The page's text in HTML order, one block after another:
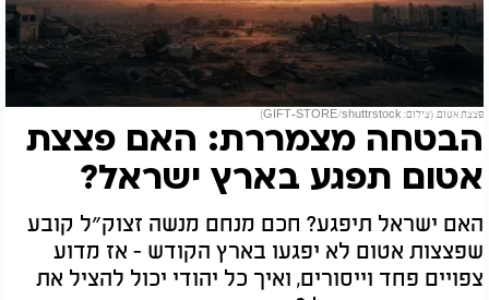
פצצת אטום. (צילום: GIFT-STORE/shuttrstock)
הבטחה מצמררת: האם פצצת
אטום תפגע בארץ ישראל?
האם ישראל תיפגע? חכם מנחם מנשה זצוק״ל קובע
שפצצות אטום לא יפגעו בארץ הקודש - אז מדוע
צפויים פחד וייסורים, ואיך כל יהודי יכול להציל את